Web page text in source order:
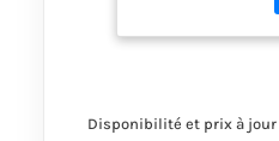
Disponibilité et prix à